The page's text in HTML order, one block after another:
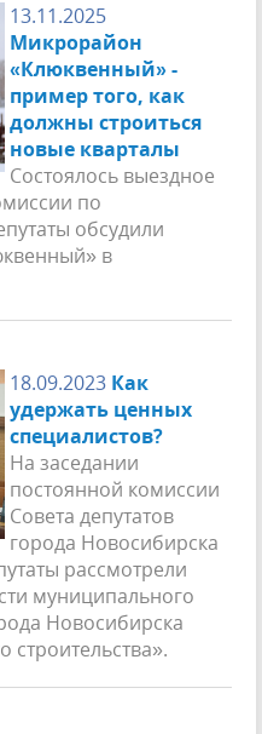
13.11.2025
Микрорайон
«Клюквенный» -
пример того, как
должны строиться
новые кварталы
Состоялось выездное
по
обсудили
в
18.09.2023 Как
удержать ценных
специалистов?
На заседании
постоянной комиссии
Совета депутатов
города Новосибирска
рассмотрели
муниципального
Новосибирска
строительства».